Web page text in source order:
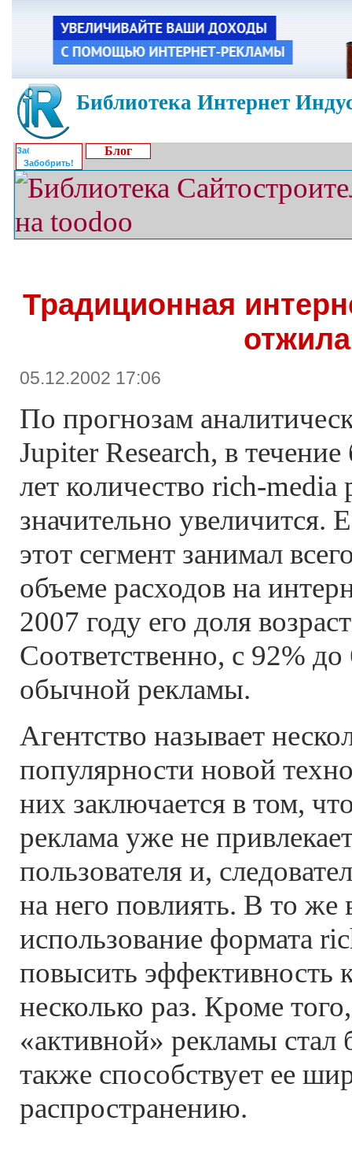
Библиотека Интернет
Забобрить!
Блог
Традиционная
05.12.2002 17:06
По прогнозам
Jupiter Research, в
лет количество rich-
значительно увеличится.
этот сегмент занимал
объеме расходов на
2007 году его доля
Соответственно, с 92%
обычной рекламы.
Агентство называет
популярности новой
них заключается в том,
реклама уже не
пользователя и,
на него повлиять. В то же
использование формата
повысить эффективность
несколько раз. Кроме
«активной» рекламы стал
также способствует ее
распространению.